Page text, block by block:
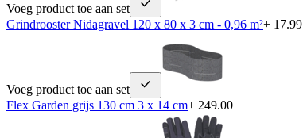
Voeg product toe aan set
Grindrooster Nidagravel 120 x 80 x 3 cm - 0,96 m²+ 17.99
Voeg product toe aan set
Flex Garden grijs 130 cm 3 x 14 cm+ 249.00